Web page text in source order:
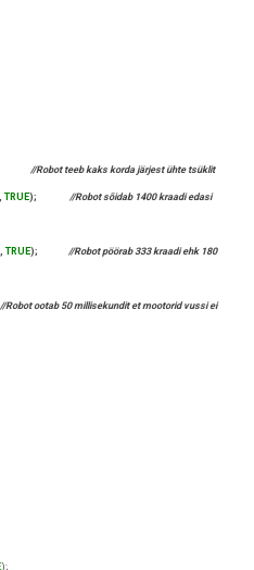
//Robot teeb kaks korda järjest ühte tsüklit
,TRUE); //Robot sõidab 1400 kraadi edasi
,TRUE); //Robot pöörab 333 kraadi ehk 180
//Robot ootab 50 millisekundit et mootorid vussi ei
);